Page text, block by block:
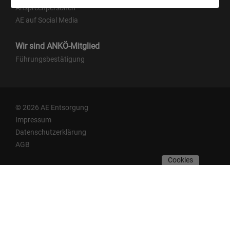
Ansprechpersonen
AE auf Social Media
Wir sind ANKÖ-Mitglied
Führungsbestätigung
© 2026 AE Entsorgung
Impressum
Datenschutzerklärung
AGB
Cookies